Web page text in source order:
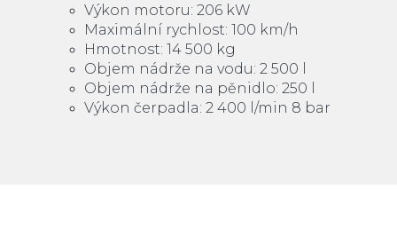
Výkon motoru: 206 kW
Maximální rychlost: 100 km/h
Hmotnost: 14 500 kg
Objem nádrže na vodu: 2 500 l
Objem nádrže na pěnidlo: 250 l
Výkon čerpadla: 2 400 l/min 8 bar